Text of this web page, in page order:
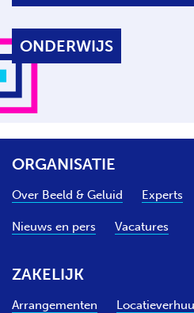
ONDERWIJS
ORGANISATIE
Over Beeld & Geluid Experts
Nieuws en pers Vacatures
ZAKELIJK
Arrangementen